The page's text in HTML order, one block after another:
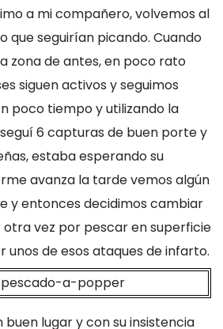
a mi compañero, volvemos al
que seguirían picando. Cuando
zona de antes, en poco rato
siguen activos y seguimos
poco tiempo y utilizando la
6 capturas de buen porte y
estaba esperando su
avanza la tarde vemos algún
y entonces decidimos cambiar
vez por pescar en superficie
de esos ataques de infarto.
lugar y con su insistencia